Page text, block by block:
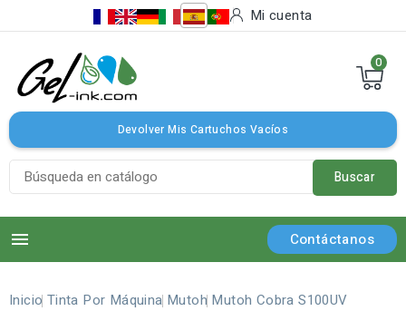
Mi cuenta
0
Devolver Mis Cartuchos Vacíos
Buscar
 Contáctanos
Inicio Tinta Por Máquina Mutoh Mutoh Cobra S100UV